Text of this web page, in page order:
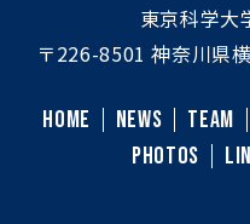
東京科学大
〒226-8501 神奈川県
HOME NEWS TEAM
PHOTOS